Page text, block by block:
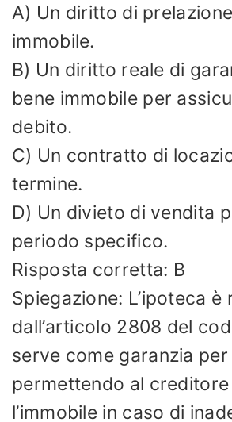
A) Un diritto di
immobile.
B) Un diritto reale di
bene immobile per
debito.
C) Un contratto di
termine.
D) Un divieto di vendita
periodo specifico.
Risposta corretta: B
Spiegazione: L’ipoteca è
dall’articolo 2808 del
serve come garanzia
permettendo al
l’immobile in caso di